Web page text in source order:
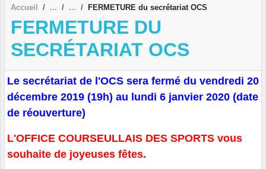
Accueil FERMETURE du secrétariat OCS
FERMETURE DU
SECRÉTARIAT OCS
Le secrétariat de l'OCS sera fermé du vendredi 20
décembre 2019 (19h) au lundi 6 janvier 2020 (date
de réouverture)
L'OFFICE COURSEULLAIS DES SPORTS vous
souhaite de joyeuses fêtes.